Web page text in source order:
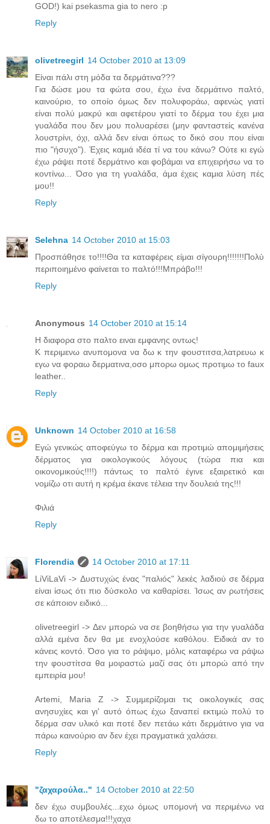
GOD!) kai psekasma gia to nero :p
Reply
olivetreegirl 14 October 2010 at 13:09
Είναι πάλι στη μόδα τα δερμάτινα???
Για δώσε μου τα φώτα σου, έχω ένα δερμάτινο παλτό,
καινούριο, το οποίο όμως δεν πολυφοράω, αφενώς γιατί
είναι πολύ μακρύ και αφετέρου γιατί το δέρμα του έχει μια
γυαλάδα που δεν μου πολυαρέσει (μην φανταστείς κανένα
λουστρίνι, όχι, αλλά δεν είναι όπως το δικό σου που είναι
πιο "ήσυχο"). Έχεις καμιά ιδέα τί να του κάνω? Ούτε κι εγώ
έχω ράψει ποτέ δερμάτινο και φοβάμαι να επιχειρήσω να το
κοντίνω... Όσο για τη γυαλάδα, άμα έχεις καμια λύση πές
μου!!
Reply
Selehna 14 October 2010 at 15:03
Προσπάθησε το!!!!Θα τα καταφέρεις είμαι σίγουρη!!!!!!!Πολύ
περιποιημένο φαίνεται το παλτό!!!Μπράβο!!!
Reply
Anonymous 14 October 2010 at 15:14
Η διαφορα στο παλτο ειναι εμφανης οντως!
Κ περιμενω ανυπομονα να δω κ την φουστιτσα,λατρευω κ
εγω να φοραω δερματινα,οσο μπορω ομως προτιμω το faux
leather..
Reply
Unknown 14 October 2010 at 16:58
Eγώ γενικώς αποφεύγω το δέρμα και προτιμώ απομιμήσεις
δέρματος για οικολογικούς λόγους (τώρα πια και
οικονομικούς!!!!) πάντως το παλτό έγινε εξαιρετικό και
νομίζω οτι αυτή η κρέμα έκανε τέλεια την δουλειά της!!!
Φιλιά
Reply
Florendia
14 October 2010 at 17:11
LiViLaVi -> Δυστυχώς ένας "παλιός" λεκές λαδιού σε δέρμα
είναι ίσως ότι πιο δύσκολο να καθαρίσει. Ίσως αν ρωτήσεις
σε κάποιον ειδικό...
olivetreegirl -> Δεν μπορώ να σε βοηθήσω για την γυαλάδα
αλλά εμένα δεν θα με ενοχλούσε καθόλου. Ειδικά αν το
κάνεις κοντό. Όσο για το ράψιμο, μόλις καταφέρω να ράψω
την φουστίτσα θα μοιραστώ μαζί σας ότι μπορώ από την
εμπειρία μου!
Artemi, Maria Z -> Συμμερίζομαι τις οικολογικές σας
ανησυχίες και γι' αυτό όπως έχω ξαναπεί εκτιμώ πολύ το
δέρμα σαν υλικό και ποτέ δεν πετάω κάτι δερμάτινο για να
πάρω καινούριο αν δεν έχει πραγματικά χαλάσει.
Reply
"ζαχαρούλα.." 14 October 2010 at 22:50
δεν έχω συμβουλές...εχω όμως υπομονή να περιμένω να
δω το αποτέλεσμα!!!χαχα